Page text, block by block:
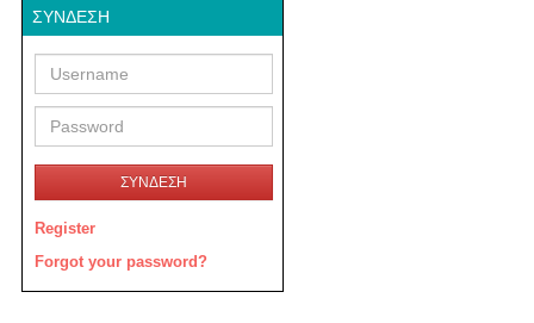
ΣΎΝΔΕΣΗ
ΣΥΝΔΕΣΗ
Register
Forgot your password?